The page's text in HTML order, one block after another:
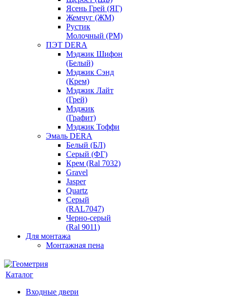
Ясень Грей (ЯГ)
Жемчуг (ЖМ)
Рустик
Молочный (РМ)
ПЭТ DERA
Мэджик Шифон
(Белый)
Мэджик Сэнд
(Крем)
Мэджик Лайт
(Грей)
Мэджик
(Графит)
Мэджик Тоффи
Эмаль DERA
Белый (БЛ)
Серый (ФГ)
Крем (Ral 7032)
Gravel
Jasper
Quartz
Серый
(RAL7047)
Черно-серый
(Ral 9011)
Для монтажа
Монтажная пена
Каталог
Входные двери